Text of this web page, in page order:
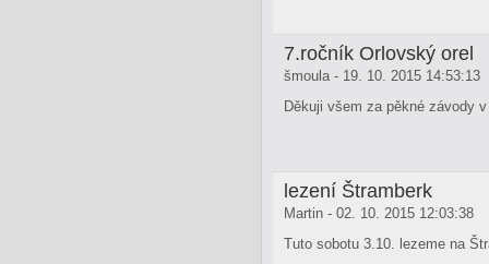
7.ročník Orlovský orel
šmoula - 19. 10. 2015 14:53:13
Děkuji všem za pěkné závody
lezení Štramberk
Martin - 02. 10. 2015 12:03:38
Tuto sobotu 3.10. lezeme na